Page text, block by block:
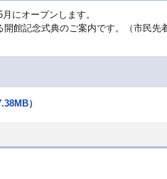
にオープンします。
館記念式典のご案内です。（市民先
）